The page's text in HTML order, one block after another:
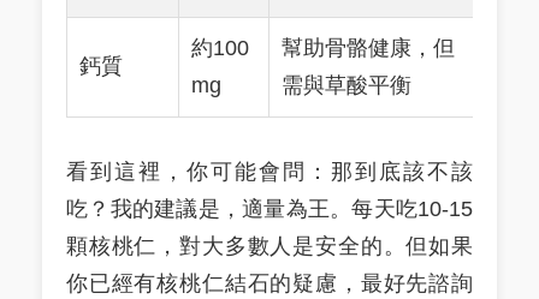
鈣質
約100
mg
幫助骨骼健康，但
需與草酸平衡
看到這裡，你可能會問：那到底該不該
吃？我的建議是，適量為王。每天吃10-15
顆核桃仁，對大多數人是安全的。但如果
你已經有核桃仁結石的疑慮，最好先諮詢